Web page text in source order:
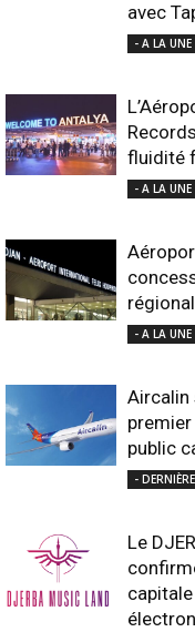
avec
- A LA UNE
fluidité
- A LA UNE
régional
- A LA UNE
Aircalin
public
-
Le